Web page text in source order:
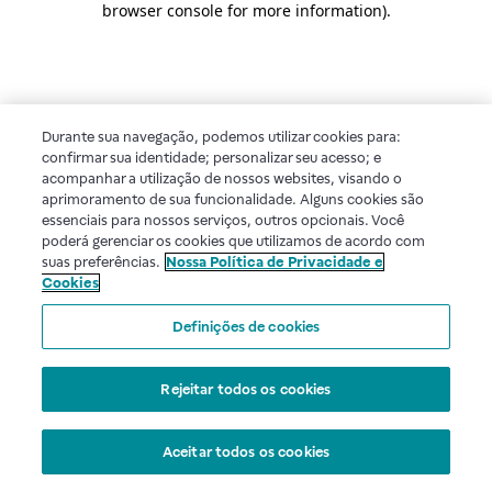
browser console for more information).
Durante sua navegação, podemos utilizar cookies para:
confirmar sua identidade; personalizar seu acesso; e
acompanhar a utilização de nossos websites, visando o
aprimoramento de sua funcionalidade. Alguns cookies são
essenciais para nossos serviços, outros opcionais. Você
poderá gerenciar os cookies que utilizamos de acordo com
suas preferências. Nossa Política de Privacidade e
Cookies
Definições de cookies
Rejeitar todos os cookies
Aceitar todos os cookies